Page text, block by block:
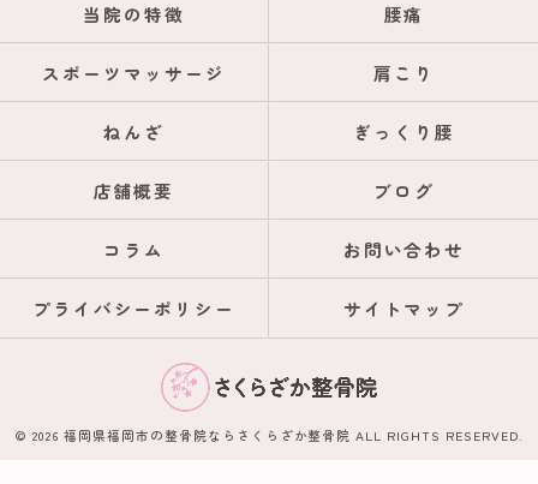
当院の特徴 腰痛
スポーツマッサージ 肩こり
ねんざ ぎっくり腰
店舗概要 ブログ
コラム お問い合わせ
プライバシーポリシー サイトマップ
© 2026 福岡県福岡市の整骨院ならさくらざか整骨院 ALL RIGHTS RESERVED.